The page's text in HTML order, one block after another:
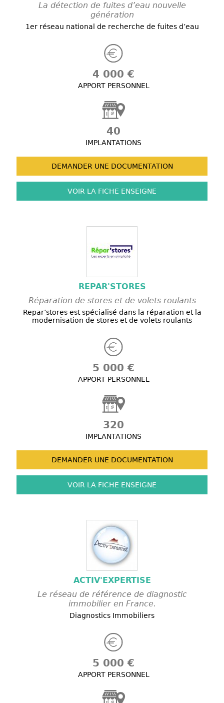
La détection de fuites d’eau nouvelle
génération
1er réseau national de recherche de fuites d’eau
4 000 €
APPORT PERSONNEL
40
IMPLANTATIONS
DEMANDER UNE DOCUMENTATION
VOIR LA FICHE ENSEIGNE
REPAR'STORES
Réparation de stores et de volets roulants
Repar’stores est spécialisé dans la réparation et la
modernisation de stores et de volets roulants
5 000 €
APPORT PERSONNEL
320
IMPLANTATIONS
DEMANDER UNE DOCUMENTATION
VOIR LA FICHE ENSEIGNE
ACTIV'EXPERTISE
Le réseau de référence de diagnostic
immobilier en France.
Diagnostics Immobiliers
5 000 €
APPORT PERSONNEL